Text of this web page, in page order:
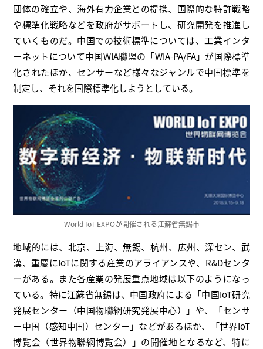
団体の確立や、海外有力企業との提携、国際的な特許戦略
や標準化戦略などを政府がサポートし、研究開発を推進し
ていくものだ。中国での技術標準については、工業インタ
ーネットについて中国WIA聯盟の「WIA-PA/FA」が国際標準
化されたほか、センサーなど様々なジャンルで中国標準を
制定し、それを国際標準化しようとしている。
World IoT EXPOが開催される江蘇省無錫市
地域的には、北京、上海、無錫、杭州、広州、深セン、武
漢、重慶にIoTに関する産業のアライアンスや、R&Dセンタ
ーがある。また各産業の発展重点地域は以下のようになっ
ている。特に江蘇省無錫は、中国政府による「中国IoT研究
発展センター（中国物聯網研究発展中心）」や、「センサ
ー中国（感知中国）センター」などがあるほか、「世界IoT
博覧会（世界物聯網博覧会）」の開催地となるなど、特に